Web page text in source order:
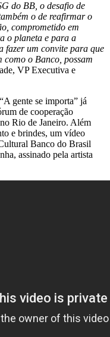
do BB, o desafio de
o de reafirmar o
comprometido em
o planeta e para a
fazer um convite para que
como o Banco, possam
VP Executiva e
gente se importa” já
de cooperação
Rio de Janeiro. Além
e brindes, um vídeo
Banco do Brasil
assinado pela artista